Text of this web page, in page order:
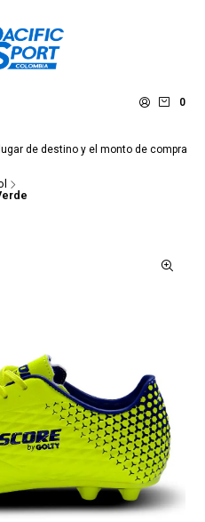
0
de destino y el monto de compra